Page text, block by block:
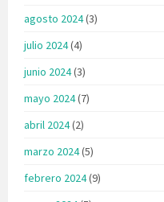
agosto 2024(3)
julio 2024(4)
junio 2024(3)
mayo 2024(7)
abril 2024(2)
marzo 2024(5)
febrero 2024(9)